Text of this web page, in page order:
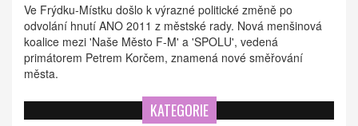
Ve Frýdku-Místku došlo k výrazné politické změně po
odvolání hnutí ANO 2011 z městské rady. Nová menšinová
koalice mezi 'Naše Město F-M' a 'SPOLU', vedená
primátorem Petrem Korčem, znamená nové směřování
města.
KATEGORIE